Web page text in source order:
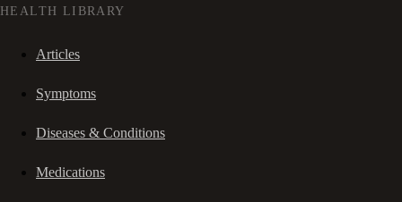
HEALTH LIBRARY
Articles
Symptoms
Diseases & Conditions
Medications